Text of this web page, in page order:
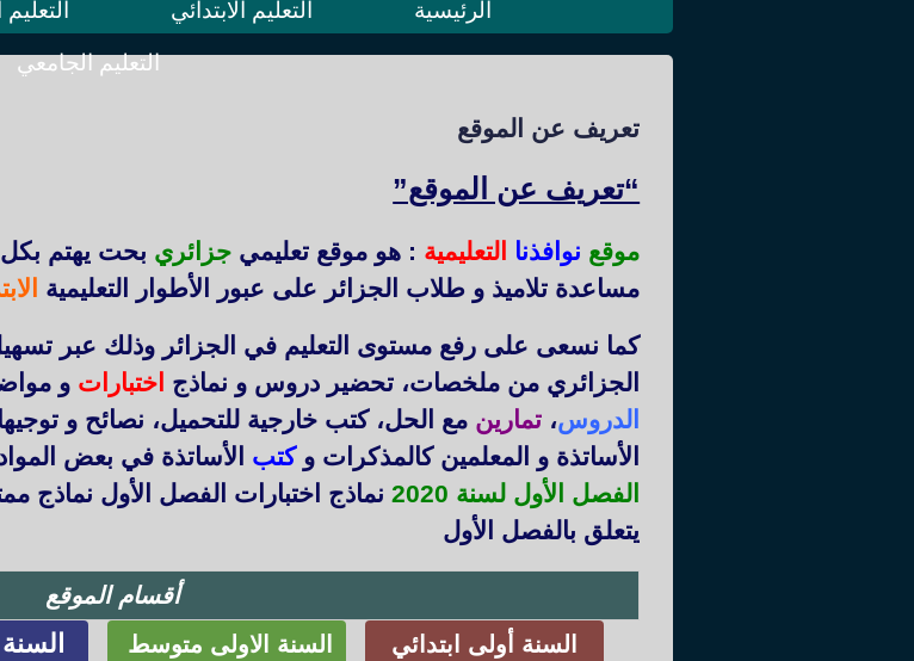
الرئيسية التعليم الابتدائي
التعليم الجامعي
تعريف عن الموقع
“تعريف عن الموقع”
موقع نوافذنا التعليمية : هو موقع تعليمي جزائري بحت يهتم بكل
مساعدة تلاميذ و طلاب الجزائر على عبور الأطوار التعليمية
كما نسعى على رفع مستوى التعليم في الجزائر وذلك عبر
الجزائري من ملخصات، تحضير دروس و نماذج اختبارات و
الدروس، تمارين مع الحل، كتب خارجية للتحميل، نصائح و
الأساتذة و المعلمين كالمذكرات وكتب الأساتذة في بعض
الفصل الأول لسنة 2020
نماذج اختبارات الفصل الأول نماذج
يتعلق بالفصل الأول
أقسام الموقع
السنة أولى ابتدائي
السنة الاولى متوسط